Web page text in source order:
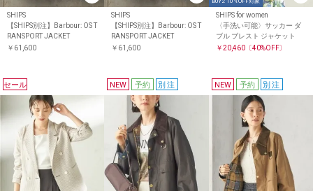
SHIPS
【SHIPS別注】Barbour: OS T
RANSPORT JACKET
￥61,600
SHIPS
【SHIPS別注】Barbour: OS T
RANSPORT JACKET
￥61,600
SHIPS for women
〈手洗い可能〉サッカー ダ
ブル ブレスト ジャケット
￥20,460〔40%OFF〕
セール NEW 予約 別注 NEW 予約 別注